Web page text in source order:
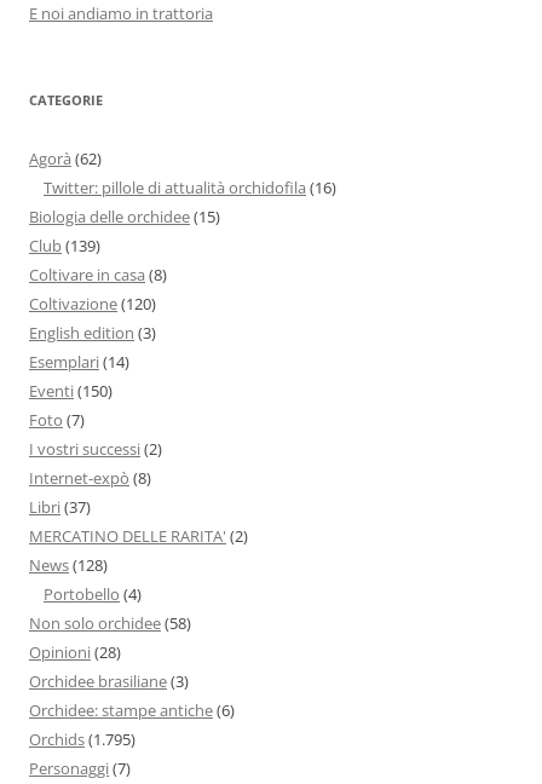
E noi andiamo in trattoria
CATEGORIE
Agorà (62)
Twitter: pillole di attualità orchidofila (16)
Biologia delle orchidee(15)
Club(139)
Coltivare in casa (8)
Coltivazione(120)
English edition (3)
Esemplari(14)
Eventi(150)
Foto (7)
I vostri successi(2)
Internet-expò (8)
Libri(37)
MERCATINO DELLE RARITA' (2)
News(128)
Portobello (4)
Non solo orchidee(58)
Opinioni(28)
Orchidee brasiliane(3)
Orchidee: stampe antiche(6)
Orchids(1.795)
Personaggi(7)